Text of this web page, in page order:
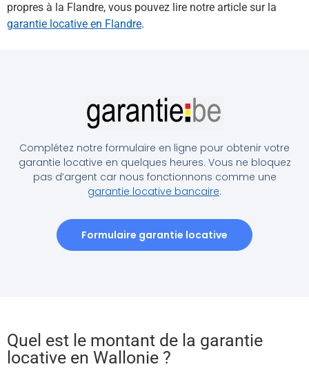
propres à la Flandre, vous pouvez lire notre article sur la
garantie locative en Flandre.
Complétez notre formulaire en ligne pour obtenir votre
garantie locative en quelques heures. Vous ne bloquez
pas d’argent car nous fonctionnons comme une
garantie locative bancaire.
Formulaire garantie locative
Quel est le montant de la garantie
locative en Wallonie ?